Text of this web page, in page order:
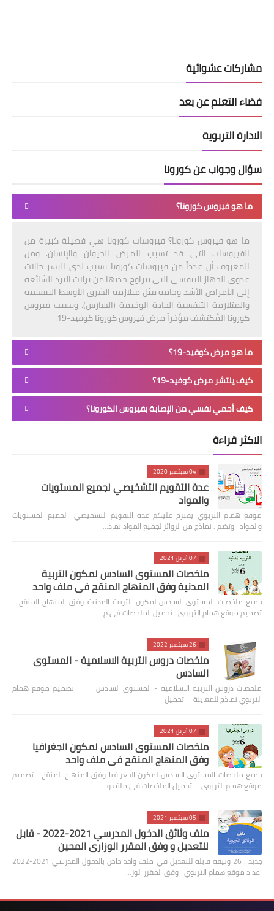
مشاركات عشوائية
فضاء التعلم عن بعد
الادارة التربوية
سؤال وجواب عن كورونا
ما هو فيروس كورونا؟
ما هو فيروس كورونا؟ فيروسات كورونا هي فصيلة كبيرة من
الفيروسات التي قد تسبب المرض للحيوان والإنسان. ومن
المعروف أن عدداً من فيروسات كورونا تسبب لدى البشر حالات
عدوى الجهاز التنفسي التي تتراوح حدتها من نزلات البرد الشائعة
إلى الأمراض الأشد وخامة مثل متلازمة الشرق الأوسط التنفسية
والمتلازمة التنفسية الحادة الوخيمة (السارس). ويسبب فيروس
كورونا المُكتشف مؤخراً مرض فيروس كورونا كوفيد-19.
ما هو مرض كوفيد-19؟
كيف ينتشر مرض كوفيد-19؟
كيف أحمي نفسي من الإصابة بفيروس الكورونا؟
الاكثر قراءة
04 سبتمبر 2020
عدة التقويم التشخيصي لجميع المستويات
والمواد
موقع همام التربوي يقترح عليكم عدة التقويم التشخيصي لجميع المستويات
والمواد وتضم : نماذج من الروائز لجميع المواد نماذ…
07 أبريل 2021
ملخصات المستوى السادس لمكون التربية
المدنية وفق المنهاج المنقح في ملف واحد
جميع ملخصات المستوى السادس لمكون التربية المدنية وفق المنهاج المنقح
تصميم موقع همام التربوي تحميل الملخصات في م…
26 سبتمبر 2022
ملخصات دروس التربية الاسلامية - المستوى
السادس
ملخصات دروس التربية الاسلامية - المستوى السادس تصميم موقع همام
التربوي نماذج للمعاينة تحميل
07 أبريل 2021
ملخصات المستوى السادس لمكون الجغرافيا
وفق المنهاج المنقح في ملف واحد
جميع ملخصات المستوى السادس لمكون الجغرافيا وفق المنهاج المنقح تصميم
موقع همام التربوي تحميل الملخصات في ملف وا…
05 سبتمبر 2021
ملف وثائق الدخول المدرسي 2021-2022 - قابل
للتعديل و وفق المقرر الوزاري المحين
جديد : 26 وثيقة قابلة للتعديل في ملف واحد خاص بالدخول المدرسي 2021-2022
اعداد موقع همام التربوي وفق المقرر الوز…